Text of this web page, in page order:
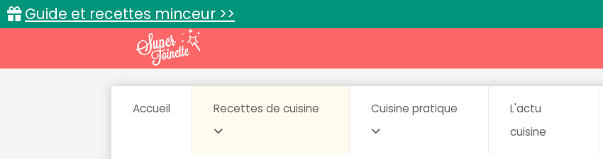
Guide et recettes minceur >>
Accueil Recettes de cuisine Cuisine pratique
L'actu
cuisine